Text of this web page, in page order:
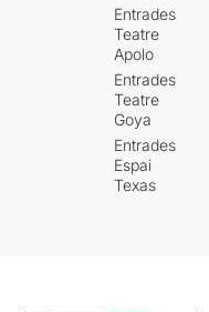
Entrades
Teatre
Apolo
Entrades
Teatre
Goya
Entrades
Espai
Texas